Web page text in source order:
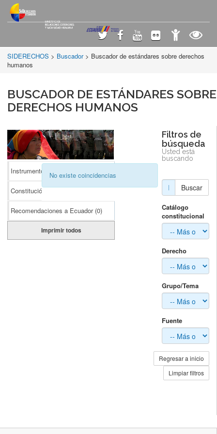
SIDERECHOS > Buscador > Buscador de estándares sobre derechos
humanos
BUSCADOR DE ESTÁNDARES SOBRE
DERECHOS HUMANOS
Instrumentos Internacionales (0)
Constitución(0)
Recomendaciones a Ecuador (0)
Imprimir todos
No existe coincidencias
Filtros de
búsqueda
Usted está
buscando
Buscar
Catálogo
constitucional
Derecho
Grupo/Tema
Fuente
Regresar a inicio
Limpiar filtros